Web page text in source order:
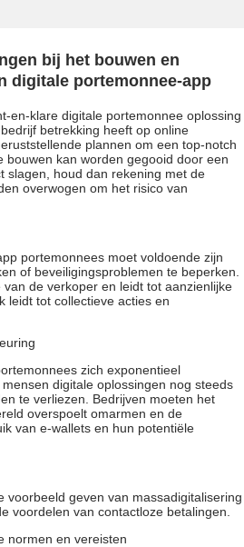
bij het bouwen en
digitale portemonnee-app
en-klare digitale portemonnee oplossing
betrekking heeft op online
plannen om een top-notch
bouwen kan worden gegooid door een
slagen, houd dan rekening met de
overwogen om het risico van
portemonnees moet voldoende zijn
of beveiligingsproblemen te beperken.
de verkoper en leidt tot aanzienlijke
leidt tot collectieve acties en
zich exponentieel
digitale oplossingen nog steeds
te verliezen. Bedrijven moeten het
overspoelt omarmen en de
van e-wallets en hun potentiële
voorbeeld geven van massadigitalisering
voordelen van contactloze betalingen.
normen en vereisten